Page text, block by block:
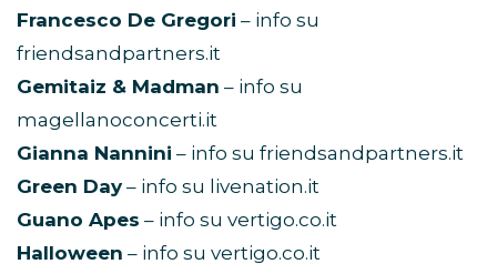
Francesco De Gregori – info su
friendsandpartners.it
Gemitaiz & Madman – info su
magellanoconcerti.it
Gianna Nannini – info su friendsandpartners.it
Green Day– info su livenation.it
Guano Apes – info su vertigo.co.it
Halloween – info su vertigo.co.it